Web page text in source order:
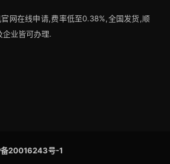
官网在线申请,费率低至0.38%,全国发货,顺
企业皆可办理.
备20016243号-1